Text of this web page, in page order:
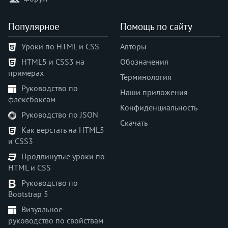
margin-inline-end
margin-inline-start
margin-left
margin-right
margin-top
marks
math-style
max-block-size
max-height
max-inline-size
max-width
min-block-size
min-height
min-inline-size
min-width
Популярное
Уроки по HTML и CSS
HTML5 и CSS3 на
примерах
Руководство по
флексбоксам
Руководство по JSON
Как верстать на HTML5
и CSS3
Продвинутые уроки по
HTML и CSS
Руководство по
Bootstrap 5
Визуальное
руководство по свойствам
Помощь по сайту
Авторы
Обозначения
Терминология
Наши приложения
Конфиденциальность
Скачать